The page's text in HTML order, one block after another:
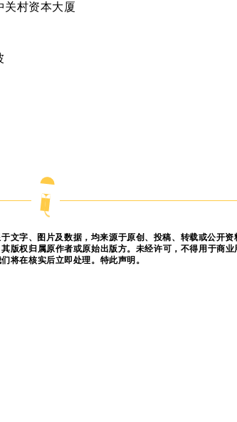
南路62号中关村资本大厦
振宇、朱宏波
文字、图片及数据，均来源于原创、投稿、转载或公开资
版权归属原作者或原始出版方。未经许可，不得用于商业
将在核实后立即处理。特此声明。